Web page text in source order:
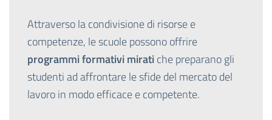
Attraverso la condivisione di risorse e
competenze, le scuole possono offrire
programmi formativi miratiche preparano gli
studenti ad affrontare le sfide del mercato del
lavoro in modo efficace e competente.